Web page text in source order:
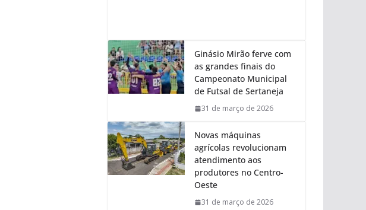
Ginásio Mirão ferve com
as grandes finais do
Campeonato Municipal
de Futsal de Sertaneja
31 de março de 2026
Novas máquinas
agrícolas revolucionam
atendimento aos
produtores no Centro-
Oeste
31 de março de 2026